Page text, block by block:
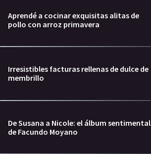
Aprendé a cocinar exquisitas alitas de
pollo con arroz primavera
Irresistibles facturas rellenas de dulce de
membrillo
De Susana a Nicole: el álbum sentimental
de Facundo Moyano